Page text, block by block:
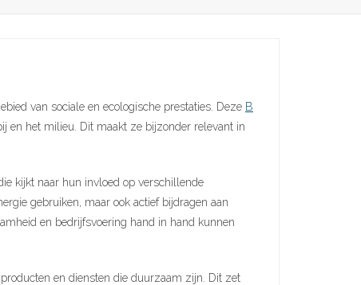
van sociale en ecologische prestaties. Deze B
en het milieu. Dit maakt ze bijzonder relevant in
kijkt naar hun invloed op verschillende
gebruiken, maar ook actief bijdragen aan
en bedrijfsvoering hand in hand kunnen
en diensten die duurzaam zijn. Dit zet